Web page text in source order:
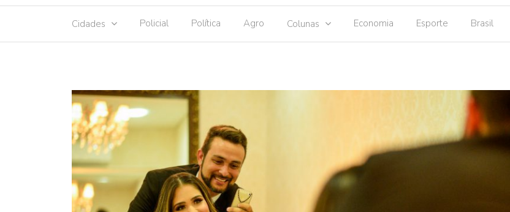
Cidades Policial Política Agro Colunas Economia Esporte Brasil